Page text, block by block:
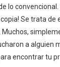
lo convencional.
Se trata de
a alguien
encontrar tu